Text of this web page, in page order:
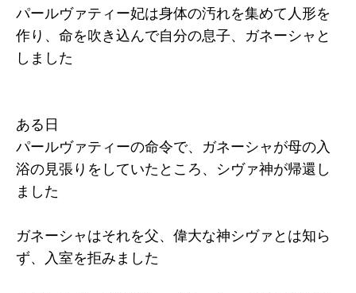
パールヴァティー妃は身体の汚れを集めて人形を
作り、命を吹き込んで自分の息子、ガネーシャと
しました
ある日
パールヴァティーの命令で、ガネーシャが母の入
浴の見張りをしていたところ、シヴァ神が帰還し
ました
ガネーシャはそれを父、偉大な神シヴァとは知ら
ず、入室を拒みました